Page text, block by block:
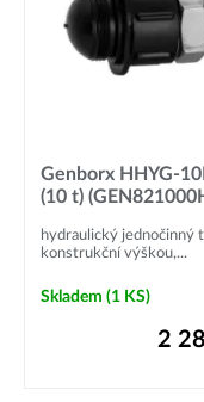
Genborx HHYG-
(10 t)
hydraulický jednočinný
konstrukční výškou,...
Skladem (1 KS)
2